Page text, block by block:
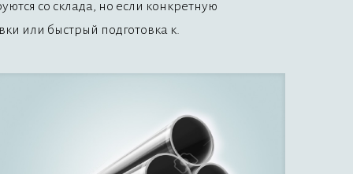
со склада, но если конкретную
или быстрый подготовка к.